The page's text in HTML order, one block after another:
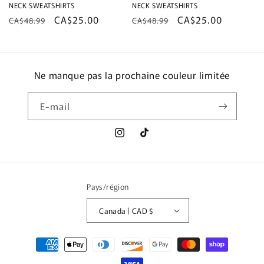
NECK SWEATSHIRTS
Prix
CA$48.99
Prix
CA$25.00
NECK SWEATSHIRTS
Prix
CA$48.99
Prix
CA$25.00
Ne manque pas la prochaine couleur limitée
E-mail
InstagramTikTok
Pays/région
Canada | CAD $
Moyens